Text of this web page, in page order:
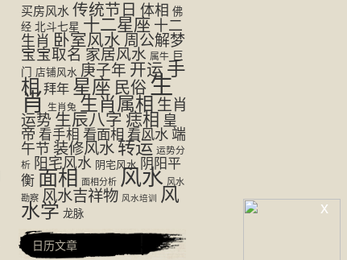
买房风水 传统节日 体相 佛
经 北斗七星 十二星座 十二
生肖 卧室风水 周公解梦
宝宝取名 家居风水 属牛 巨
门
店铺风水 庚子年 开运 手
相 拜年 星座 民俗生
肖 生肖兔 生肖属相 生肖
运势 生辰八字 痣相 皇
帝 看手相 看面相 看风水 端
午节 装修风水转运 运势分
析 阳宅风水 阴宅风水 阴阳平
衡 面相 面相分析 风水 风水
勘察 风水吉祥物 风水培训 风
水学 龙脉
日历文章
x